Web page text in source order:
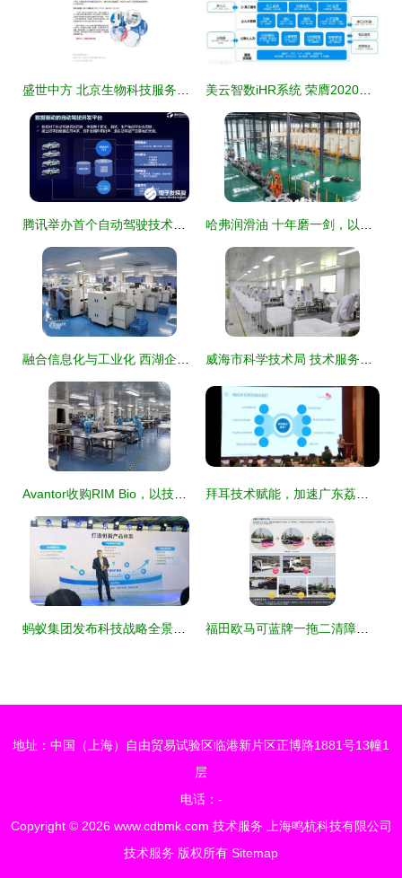
地址：中国（上海）自由贸易试验区临港新片区正博路1881号13幢1
层
电话：-
Copyright © 2026 www.cdbmk.com 技术服务
上海鸣杭科技有限公司
技术服务 版权所有 Sitemap